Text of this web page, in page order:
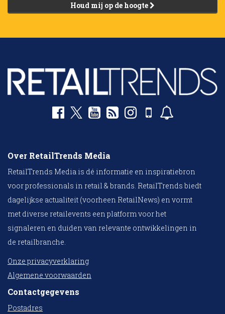
Houd mij op de hoogte
Over RetailTrends Media
RetailTrends Media is dé informatie en inspiratiebron
voor professionals in retail & brands. RetailTrends biedt
dagelijkse actualiteit (voorheen RetailNews) en vormt
met diverse retailevents een platform voor het
signaleren en duiden van relevante ontwikkelingen in
de retailbranche.
Onze privacyverklaring
Algemene voorwaarden
Contactgegevens
Postadres